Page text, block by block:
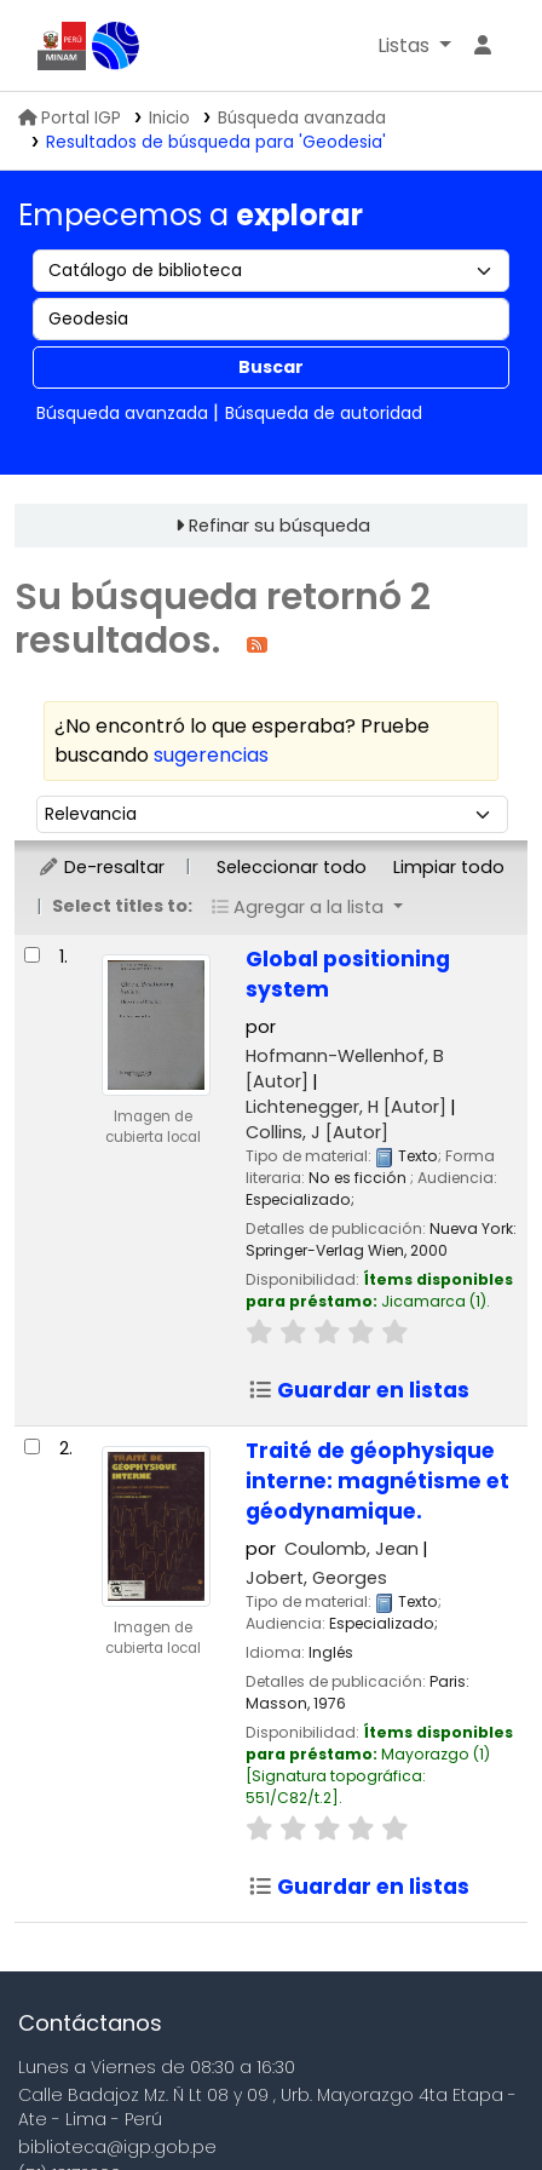
Biblioteca IGP
Listas
Portal IGP Inicio
Búsqueda avanzada
Resultados de búsqueda para 'Geodesia'
Empecemos a explorar
Buscar
Búsqueda avanzada
Búsqueda de autoridad
Refinar su búsqueda
Su búsqueda retornó 2
resultados.
¿No encontró lo que esperaba? Pruebe
buscandosugerencias
Ordenar
Ordenar por:
De-resaltar Seleccionar todo
Limpiar todo
Select titles to:
Agregar a la lista
Resultados
1.
Imagen de
cubierta local
Global positioning
system
por
Hofmann-Wellenhof, B
[Autor]
Lichtenegger, H [Autor]
Collins, J [Autor]
Tipo de material: Texto; Forma
literaria: No es ficción ; Audiencia:
Especializado;
Detalles de publicación: Nueva York:
Springer-Verlag Wien,2000
Disponibilidad: Ítems disponibles
para préstamo: Jicamarca (1).
Guardar en listas
2.
Imagen de
cubierta local
Traité de géophysique
interne: magnétisme et
géodynamique.
por Coulomb, Jean
Jobert, Georges
Tipo de material: Texto;
Audiencia: Especializado;
Idioma: Inglés
Detalles de publicación: Paris:
Masson,1976
Disponibilidad: Ítems disponibles
para préstamo: Mayorazgo (1)
Signatura topográfica:
551/C82/t.2 .
Guardar en listas
Contáctanos
Lunes a Viernes de 08:30 a 16:30
Calle Badajoz Mz. Ñ Lt 08 y 09 , Urb. Mayorazgo 4ta Etapa -
Ate - Lima - Perú
biblioteca@igp.gob.pe